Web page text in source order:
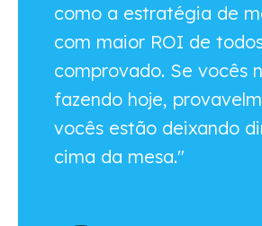
como a estratégia de
com maior ROI de
comprovado. Se vocês
fazendo hoje,
vocês estão deixando
cima da mesa."